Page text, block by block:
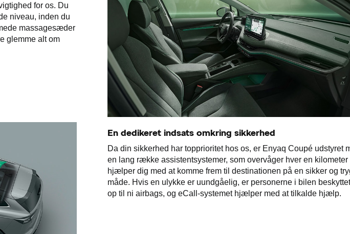
for os. Du
niveau, inden du
massagesæder
glemme alt om
En dedikeret indsats omkring sikkerhed
Da din sikkerhed har topprioritet hos os, er Enyaq Coupé udstyret
en lang række assistentsystemer, som overvåger hver en kilometer
hjælper dig med at komme frem til destinationen på en sikker og
måde. Hvis en ulykke er uundgåelig, er personerne i bilen
op til ni airbags, og eCall-systemet hjælper med at tilkalde hjælp.